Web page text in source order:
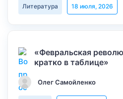
Литература 18 июля, 2026
«Февральская
кратко в таблице»
Олег Самойленко